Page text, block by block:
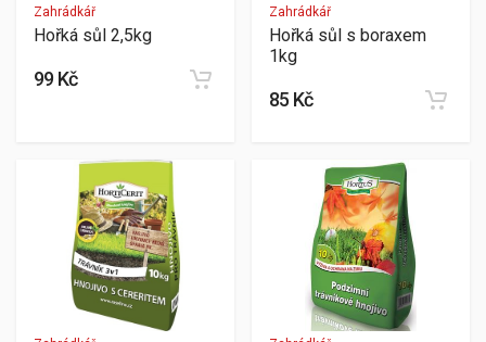
Zahrádkář
Hořká sůl 2,5kg
99 Kč
Zahrádkář
Hořká sůl s boraxem
1kg
85 Kč